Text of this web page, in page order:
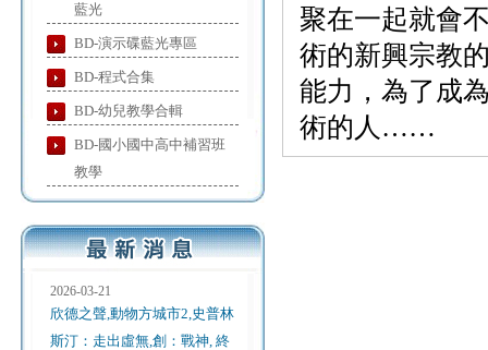
藍光
BD-演示碟藍光專區
BD-程式合集
BD-幼兒教學合輯
BD-國小國中高中補習班
教學
2026-03-21
欣德之聲,動物方城市2,史普林
斯汀：走出虛無,創：戰神, 終
聚在一起就會
術的新興宗教
能力，為了成
術的人……​